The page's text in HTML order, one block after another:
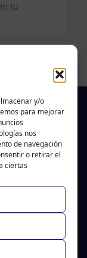
y/o
para mejorar
nos
de navegación
o retirar el
ciertas
tu
trabajo y
o
la veracidad
Los
oferta.